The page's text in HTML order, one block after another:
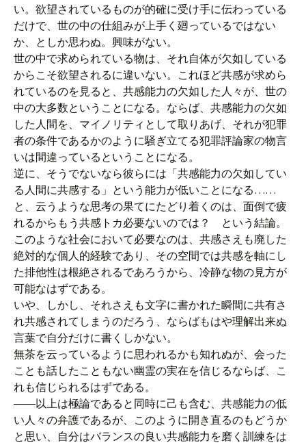
い。欲望されているものが的確に受け手に伝わっている
だけで、世の中の仕組みが上手く廻っているではない
か、としか思わぬ。興味がない。
世の中で求められている物は、それ自体が欠如している
からこそ欲望されるに違いない。これほど共感が求めら
れているのを見ると、共感能力の欠如した人々が、世の
中の大多数ということになる。ならば、共感能力の欠如
した人間を、マイノリティとして取りあげ、それが犯罪
者の条件であるかのように騒ぎ立てる犯罪評論家の物言
いは間違っているということになる。
逆に、そうでないなら彼らには「共感能力の欠如してい
る人間に共感する」という能力が低いことになる……
と、云うような思考の果てにたどり着くのは、面倒で疲
れるからもう共感トカ必要ないのでは？ という結論。
このような社会において必要なのは、共感さえも廃した
絶対的な個人的経験であり、その空間では共感を軸にし
た排他性は根絶されるであろうから、冷静な物の見方が
可能なはずである。
いや、しかし、それさえも文字に書かれた瞬間に共有さ
れ共感されてしまうのだろう、ならばもはや理解出来ぬ
言葉で自分だけに書くしかない。
無茶を云っているように思われるかも知れぬが、会った
ことも話したこともない幽霊の実在を信じるならば、こ
れも信じられるはずである。
――以上は極論であると同時に己も含む、共感能力の低
い人々の弁護であるが、このように開き直るのもどうか
と思い、自分はバランスの良い共感能力を磨く訓練をは